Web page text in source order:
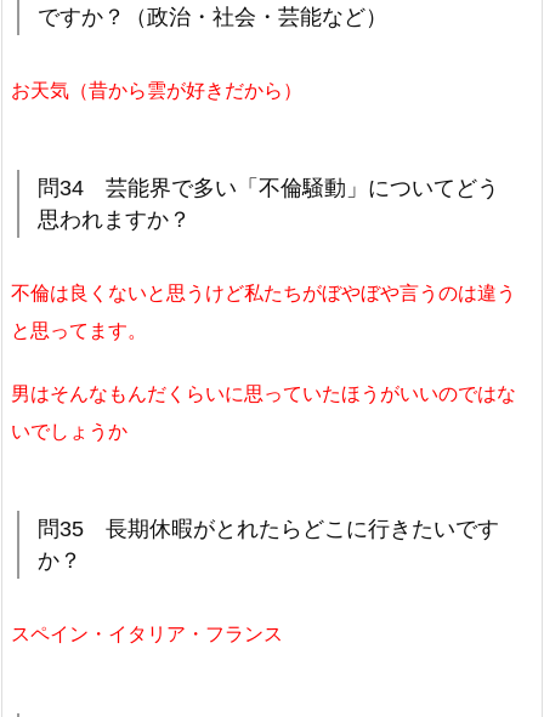
ですか？（政治・社会・芸能など）
お天気（昔から雲が好きだから）
問34 芸能界で多い「不倫騒動」についてどう
思われますか？
不倫は良くないと思うけど私たちがぼやぼや言うのは違う
と思ってます。
男はそんなもんだくらいに思っていたほうがいいのではな
いでしょうか
問35 長期休暇がとれたらどこに行きたいです
か？
スペイン・イタリア・フランス